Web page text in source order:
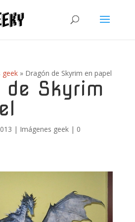
geek» Dragón de Skyrim en papel
de Skyrim
| Imágenes geek| 0